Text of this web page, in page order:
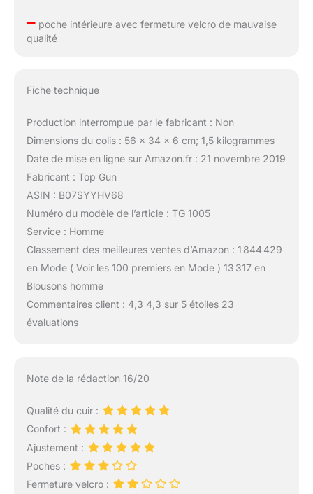
–poche intérieure avec fermeture velcro de mauvaise
qualité
Fiche technique
Production interrompue par le fabricant : Non
Dimensions du colis : 56 x 34 x 6 cm; 1,5 kilogrammes
Date de mise en ligne sur Amazon.fr : 21 novembre 2019
Fabricant : Top Gun
ASIN : B07SYYHV68
Numéro du modèle de l’article : TG 1005
Service : Homme
Classement des meilleures ventes d’Amazon : 1 844 429
en Mode ( Voir les 100 premiers en Mode ) 13 317 en
Blousons homme
Commentaires client : 4,3 4,3 sur 5 étoiles 23
évaluations
Note de la rédaction 16/20
Qualité du cuir :
Confort :
Ajustement :
Poches :
Fermeture velcro :